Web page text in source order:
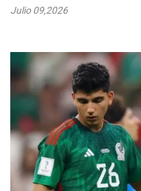
Julio 09,2026